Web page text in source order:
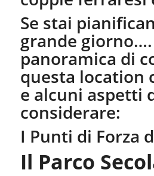
​Se stai
grande giorno….
panoramica di
questa location
e alcuni aspetti
considerare:
​I Punti di Forza
Il Parco